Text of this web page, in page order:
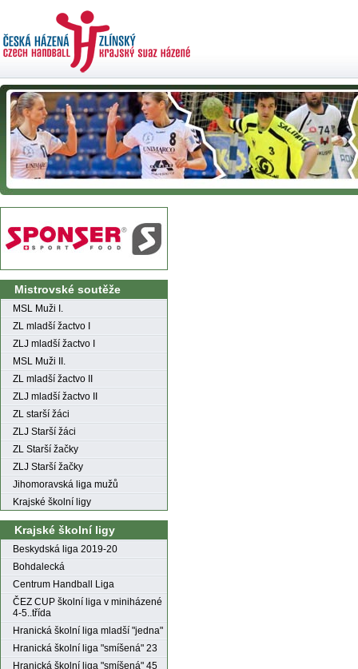
Mistrovské soutěže
MSL Muži I.
ZL mladší žactvo I
ZLJ mladší žactvo I
MSL Muži II.
ZL mladší žactvo II
ZLJ mladší žactvo II
ZL starší žáci
ZLJ Starší žáci
ZL Starší žačky
ZLJ Starší žačky
Jihomoravská liga mužů
Krajské školní ligy
Krajské školní ligy
Beskydská liga 2019-20
Bohdalecká
Centrum Handball Liga
ČEZ CUP školní liga v miniházené
4-5..třída
Hranická školní liga mladší "jedna"
Hranická školní liga "smíšená" 23
Hranická školní liga "smíšená" 45